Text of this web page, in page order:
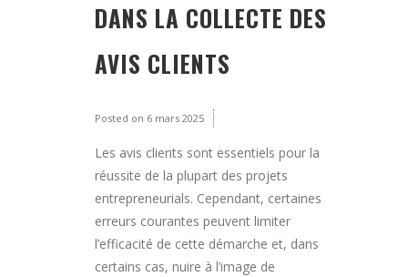
DANS LA COLLECTE DES
AVIS CLIENTS
Posted on 6 mars 2025
Les avis clients sont essentiels pour la
réussite de la plupart des projets
entrepreneurials. Cependant, certaines
erreurs courantes peuvent limiter
l’efficacité de cette démarche et, dans
certains cas, nuire à l’image de